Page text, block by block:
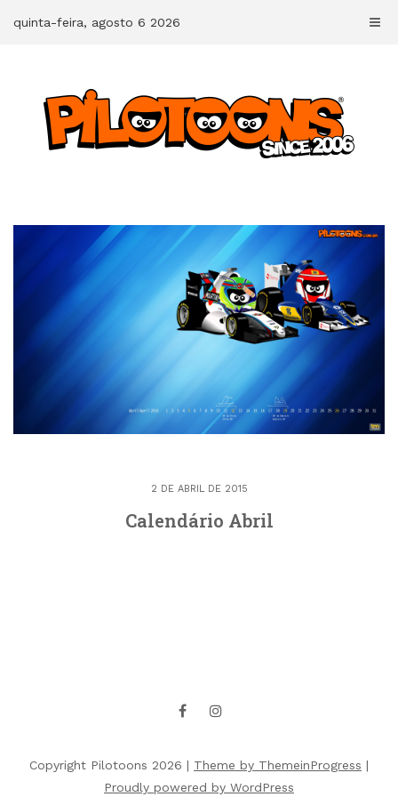
quinta-feira, agosto 6 2026
2 DE ABRIL DE 2015
Calendário Abril
Copyright Pilotoons 2026 | Theme by ThemeinProgress |
Proudly powered by WordPress